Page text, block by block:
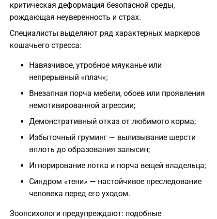
критическая деформация безопасной среды,
рождающая неуверенность и страх.
Специалисты выделяют ряд характерных маркеров
кошачьего стресса:
Навязчивое, утробное мяуканье или
непрерывный «плач»;
Внезапная порча мебели, обоев или проявления
немотивированной агрессии;
Демонстративный отказ от любимого корма;
Избыточный груминг — вылизывание шерсти
вплоть до образования залысин;
Игнорирование лотка и порча вещей владельца;
Синдром «тени» — настойчивое преследование
человека перед его уходом.
Зоопсихологи предупреждают: подобные